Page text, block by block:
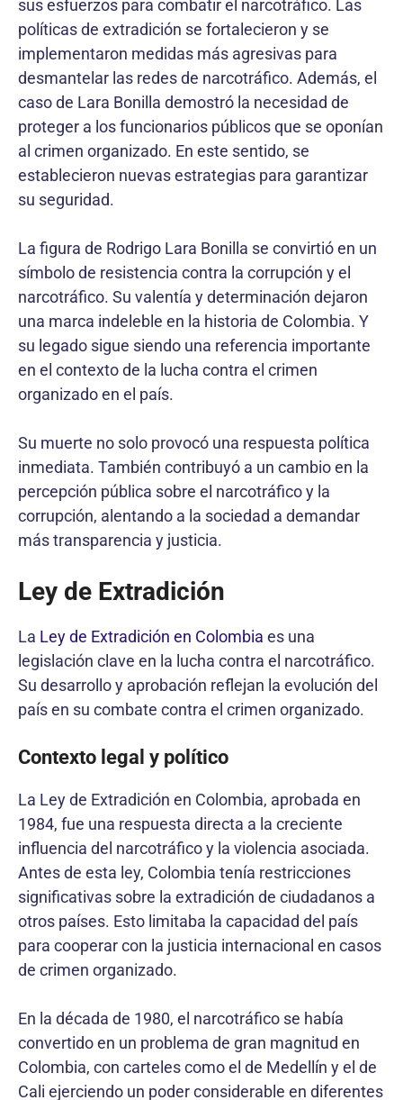
sus esfuerzos para combatir el narcotráfico. Las
políticas de extradición se fortalecieron y se
implementaron medidas más agresivas para
desmantelar las redes de narcotráfico. Además, el
caso de Lara Bonilla demostró la necesidad de
proteger a los funcionarios públicos que se oponían
al crimen organizado. En este sentido, se
establecieron nuevas estrategias para garantizar
su seguridad.
La figura de Rodrigo Lara Bonilla se convirtió en un
símbolo de resistencia contra la corrupción y el
narcotráfico. Su valentía y determinación dejaron
una marca indeleble en la historia de Colombia. Y
su legado sigue siendo una referencia importante
en el contexto de la lucha contra el crimen
organizado en el país.
Su muerte no solo provocó una respuesta política
inmediata. También contribuyó a un cambio en la
percepción pública sobre el narcotráfico y la
corrupción, alentando a la sociedad a demandar
más transparencia y justicia.
Ley de Extradición
La Ley de Extradición en Colombia es una
legislación clave en la lucha contra el narcotráfico.
Su desarrollo y aprobación reflejan la evolución del
país en su combate contra el crimen organizado.
Contexto legal y político
La Ley de Extradición en Colombia, aprobada en
1984, fue una respuesta directa a la creciente
influencia del narcotráfico y la violencia asociada.
Antes de esta ley, Colombia tenía restricciones
significativas sobre la extradición de ciudadanos a
otros países. Esto limitaba la capacidad del país
para cooperar con la justicia internacional en casos
de crimen organizado.
En la década de 1980, el narcotráfico se había
convertido en un problema de gran magnitud en
Colombia, con carteles como el de Medellín y el de
Cali ejerciendo un poder considerable en diferentes